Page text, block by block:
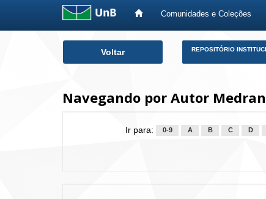
Comunidades e Coleções
Voltar REPOSITÓRIO
Navegando por Autor
Ir para: 0-9 A B C D